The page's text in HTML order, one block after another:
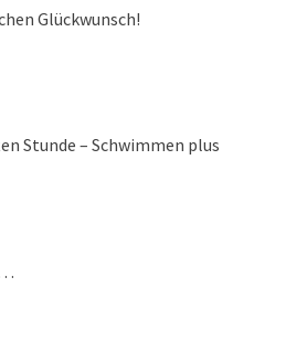
Glückwunsch!
Stunde – Schwimmen plus